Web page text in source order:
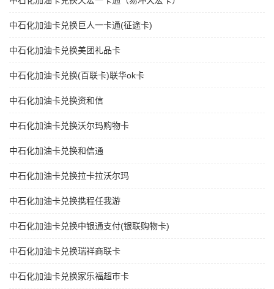
中石化加油卡兑换巨人一卡通(征途卡)
中石化加油卡兑换美团礼品卡
中石化加油卡兑换(百联卡)联华ok卡
中石化加油卡兑换资和信
中石化加油卡兑换沃尔玛购物卡
中石化加油卡兑换和信通
中石化加油卡兑换拉卡拉沃尔玛
中石化加油卡兑换携程任我游
中石化加油卡兑换中银通支付(银联购物卡)
中石化加油卡兑换瑞祥商联卡
中石化加油卡兑换家乐福超市卡